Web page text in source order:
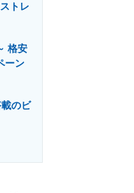
トレ
格安
ーン
のビ